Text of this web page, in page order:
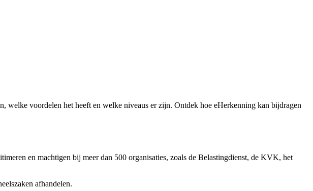
welke voordelen het heeft en welke niveaus er zijn. Ontdek hoe eHerkenning kan bijdragen
en machtigen bij meer dan 500 organisaties, zoals de Belastingdienst, de KVK, het
afhandelen.